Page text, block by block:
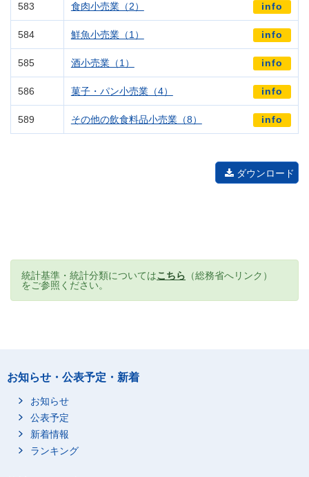
583 食肉小売業（2） info
584 鮮魚小売業（1） info
585 酒小売業（1） info
586 菓子・パン小売業（4） info
589 その他の飲食料品小売業（8） info
ダウンロード
統計基準・統計分類についてはこちら （総務省へリンク）
をご参照ください。
お知らせ・公表予定・新着
お知らせ
公表予定
新着情報
ランキング